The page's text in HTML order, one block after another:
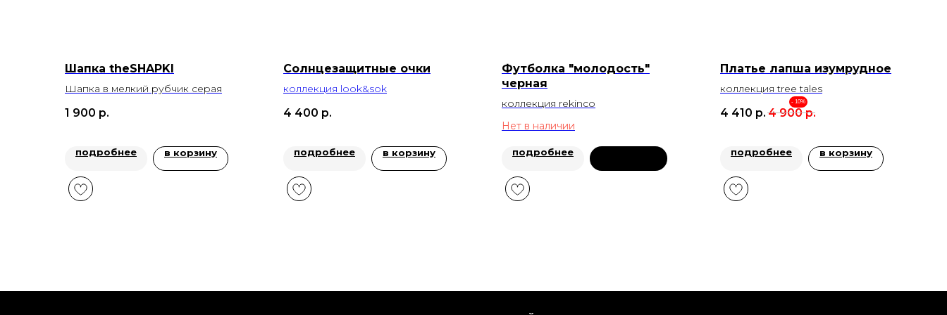
Шапка theSHAPKI
Шапка в мелкий рубчик серая
1 900 р.
подробнее в корзину
Солнцезащитные очки
коллекция look&sok
4 400 р.
подробнее в корзину
Футболка "молодость"
черная
коллекция rekinco
Нет в наличии
подробнее
Платье лапша изумрудное
коллекция tree tales
4 410 р.
- 10%
4 900 р.
подробнее в корзину